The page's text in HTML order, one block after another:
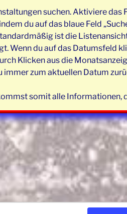
suchen. Aktiviere das
du auf das blaue Feld
ist die
Wenn du auf das Datumsfeld
Klicken aus die
zum aktuellen Datum
somit alle Informationen,